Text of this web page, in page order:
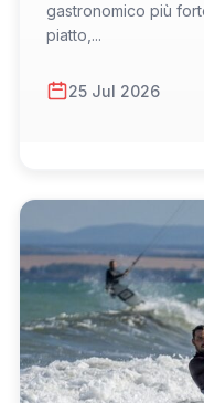
gastronomico più
piatto,...
25 Jul 2026